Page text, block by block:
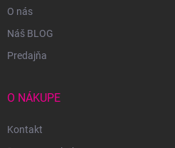
O nás
Náš BLOG
Predajňa
O NÁKUPE
Kontakt